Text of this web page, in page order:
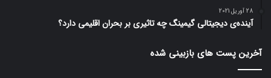
28 آوریل 2021
آینده‌ی دیجیتالی گیمینگ چه تاثیری بر بحران اقلیمی دارد؟
آخرین پست های بازبینی شده